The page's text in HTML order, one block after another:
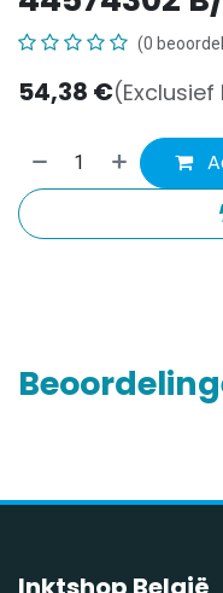
(0
54,38 €